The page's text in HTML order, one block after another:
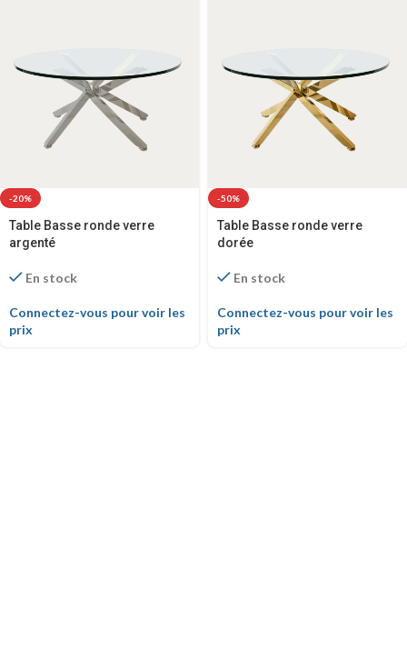
-20%
Table Basse ronde verre
argenté
En stock
Connectez-vous pour voir les
prix
-50%
Table Basse ronde verre
dorée
En stock
Connectez-vous pour voir les
prix